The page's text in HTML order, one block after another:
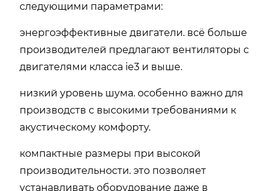
следующими параметрами:
энергоэффективные двигатели. всё больше
производителей предлагают вентиляторы с
двигателями класса ie3 и выше.
низкий уровень шума. особенно важно для
производств с высокими требованиями к
акустическому комфорту.
компактные размеры при высокой
производительности. это позволяет
устанавливать оборудование даже в